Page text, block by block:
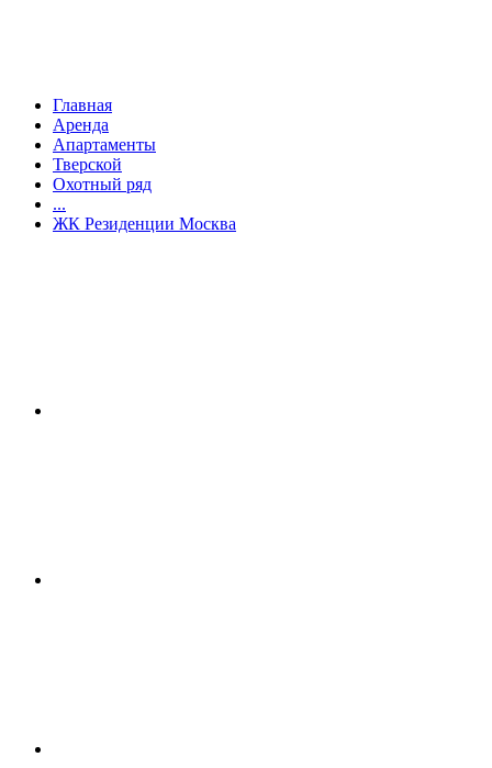
Главная
Аренда
Апартаменты
Тверской
Охотный ряд
...
ЖК Резиденции Москва